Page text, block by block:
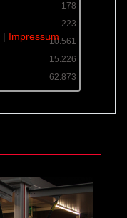
178
223
10.561
15.226
62.873
| Impressum